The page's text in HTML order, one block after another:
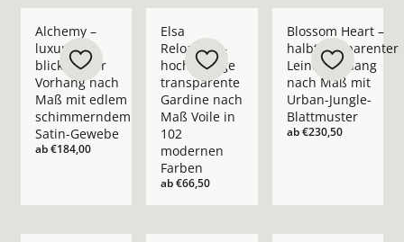
Alchemy –
luxuriöser
blickdichter
Vorhang nach
Maß mit edlem
schimmerndem
Satin-Gewebe
ab€184,00
Elsa
Reloaded –
hochwertige
transparente
Gardine nach
Maß Voile in
102
modernen
Farben
ab€66,50
Blossom Heart –
halbtransparenter
Leinenvorhang
nach Maß mit
Urban-Jungle-
Blattmuster
ab€230,50